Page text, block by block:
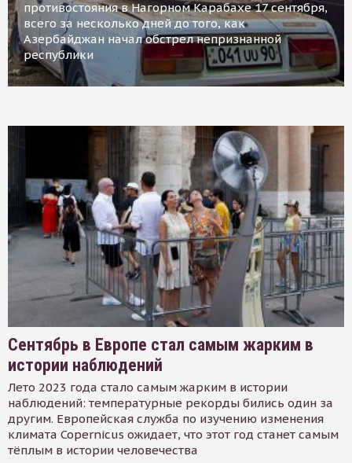
противостояния в Нагорном Карабахе 17 сентября,
всего за несколько дней до того, как
Азербайджан начал обстрел непризнанной
республики
Сентябрь в Европе стал самым жарким в
истории наблюдений
Лето 2023 года стало самым жарким в истории
наблюдений: температурные рекорды бились один за
другим. Европейская служба по изучению изменения
климата Copernicus ожидает, что этот год станет самым
тёплым в истории человечества